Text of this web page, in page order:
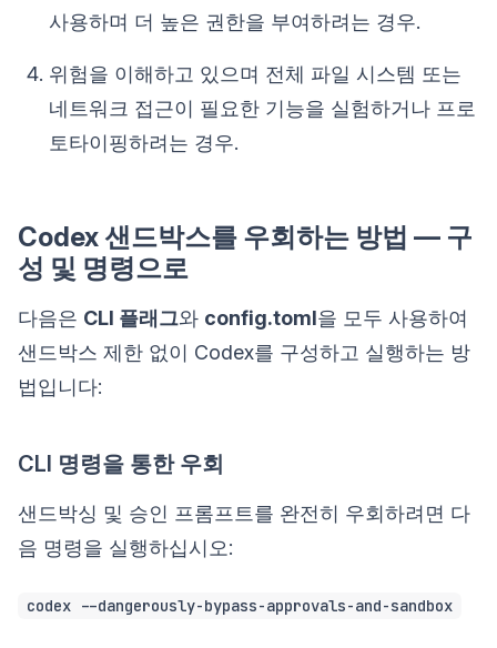
사용하며 더 높은 권한을 부여하려는 경우.
위험을 이해하고 있으며 전체 파일 시스템 또는
네트워크 접근이 필요한 기능을 실험하거나 프로
토타이핑하려는 경우.
Codex 샌드박스를 우회하는 방법 — 구
성 및 명령으로
다음은 CLI 플래그와 config.toml을 모두 사용하여
샌드박스 제한 없이 Codex를 구성하고 실행하는 방
법입니다:
CLI 명령을 통한 우회
샌드박싱 및 승인 프롬프트를 완전히 우회하려면 다
음 명령을 실행하십시오:
codex --dangerously-bypass-approvals-and-sandbox